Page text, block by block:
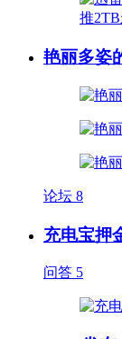
艳丽多姿
论坛 8
充电宝押
问答 5